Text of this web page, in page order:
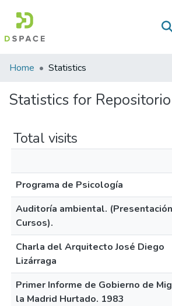
Home Statistics
Statistics for Repositorio
Total visits
Programa de Psicología
Auditoría ambiental.
Cursos).
Charla del Arquitecto José Diego
Lizárraga
Primer Informe de Gobierno de
la Madrid Hurtado. 1983